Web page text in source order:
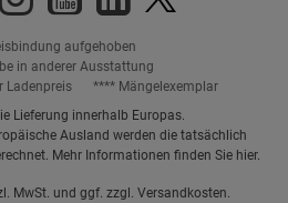
aufgehoben
in anderer Ausstattung
Ladenpreis
**** Mängelexemplar
Lieferung innerhalb Europas.
Ausland werden die tatsächlich
Mehr Informationen finden Sie hier.
MwSt. und ggf. zzgl. Versandkosten.